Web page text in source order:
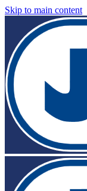
Skip to main content